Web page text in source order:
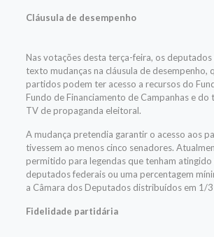
Cláusula de desempenho
Nas votações desta terça-feira, os
texto mudanças na cláusula de desempenho,
partidos podem ter acesso a recursos do
Fundo de Financiamento de Campanhas e
TV de propaganda eleitoral.
A mudança pretendia garantir o acesso aos
tivessem ao menos cinco senadores.
permitido para legendas que tenham
deputados federais ou uma percentagem
a Câmara dos Deputados distribuídos em 1/
Fidelidade partidária